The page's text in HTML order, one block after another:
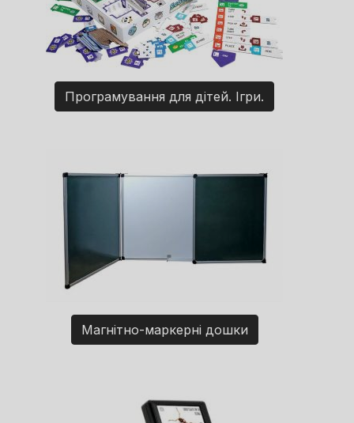
Програмування для дітей. Ігри.
Магнітно-маркерні дошки